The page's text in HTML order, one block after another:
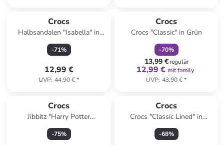
Crocs
Halbsandalen "Isabella" in
Silber
-71%
12,99 €
UVP: 44,90 €*
Crocs
Crocs "Classic" in Grün
-70%
13,99 €regulär
12,99 € mit family
UVP: 43,90 €*
Crocs
Jibbitz "Harry Potter
Hufflepuff House" in Gelb/
Blau
-75%
Crocs
Crocs "Classic Lined" in
Dunkelblau
-68%